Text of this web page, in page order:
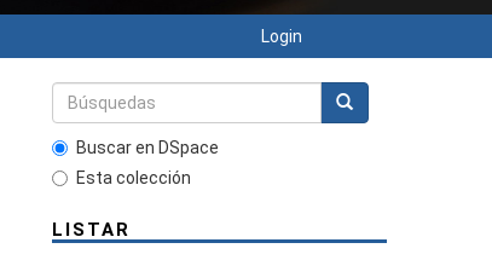
Login
Buscar en DSpace
Esta colección
LISTAR